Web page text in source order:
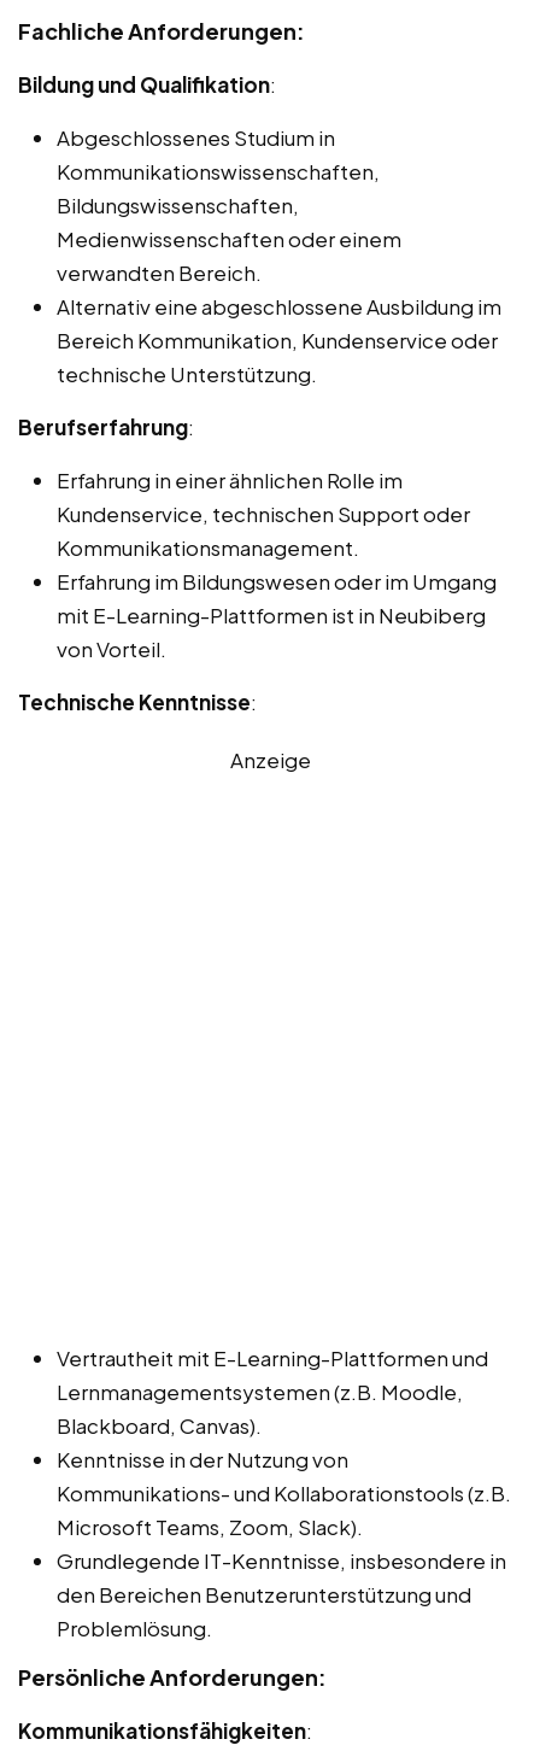
Fachliche Anforderungen:
Bildung und Qualifikation:
Abgeschlossenes Studium in
Kommunikationswissenschaften,
Bildungswissenschaften,
Medienwissenschaften oder einem
verwandten Bereich.
Alternativ eine abgeschlossene Ausbildung im
Bereich Kommunikation, Kundenservice oder
technische Unterstützung.
Berufserfahrung:
Erfahrung in einer ähnlichen Rolle im
Kundenservice, technischen Support oder
Kommunikationsmanagement.
Erfahrung im Bildungswesen oder im Umgang
mit E-Learning-Plattformen ist in Neubiberg
von Vorteil.
Technische Kenntnisse:
Anzeige
Vertrautheit mit E-Learning-Plattformen und
Lernmanagementsystemen (z.B. Moodle,
Blackboard, Canvas).
Kenntnisse in der Nutzung von
Kommunikations- und Kollaborationstools (z.B.
Microsoft Teams, Zoom, Slack).
Grundlegende IT-Kenntnisse, insbesondere in
den Bereichen Benutzerunterstützung und
Problemlösung.
Persönliche Anforderungen:
Kommunikationsfähigkeiten: